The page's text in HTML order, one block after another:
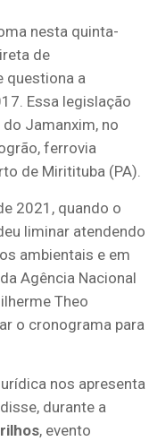
nesta quinta-
de
questiona a
Essa legislação
Jamanxim, no
ferrovia
de Miritituba (PA).
2021, quando o
liminar atendendo
ambientais e em
Agência Nacional
Theo
o cronograma para
nos apresenta
durante a
, evento